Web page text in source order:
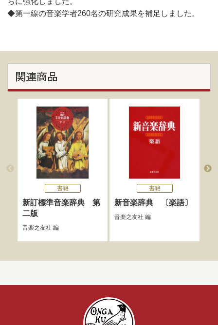
◆第一線の音楽学者260名の研究成果を補足しました。
関連商品
書籍
新訂標準音楽辞典 第
二版
音楽之友社 編
書籍
新音楽辞典 〔楽語〕
音楽之友社 編